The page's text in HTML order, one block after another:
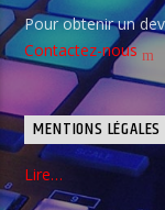
Pour obtenir un
Contactez-nous
MENTIONS LÉGALES
Lire…